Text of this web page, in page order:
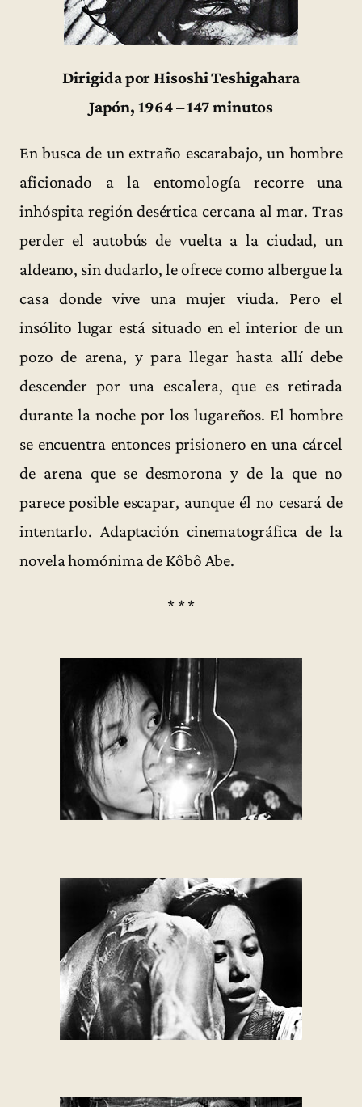
Dirigida por Hisoshi Teshigahara
Japón, 1964 – 147 minutos
En busca de un extraño escarabajo, un hombre
aficionado a la entomología recorre una
inhóspita región desértica cercana al mar. Tras
perder el autobús de vuelta a la ciudad, un
aldeano, sin dudarlo, le ofrece como albergue la
casa donde vive una mujer viuda. Pero el
insólito lugar está situado en el interior de un
pozo de arena, y para llegar hasta allí debe
descender por una escalera, que es retirada
durante la noche por los lugareños. El hombre
se encuentra entonces prisionero en una cárcel
de arena que se desmorona y de la que no
parece posible escapar, aunque él no cesará de
intentarlo. Adaptación cinematográfica de la
novela homónima de Kôbô Abe.
* * *